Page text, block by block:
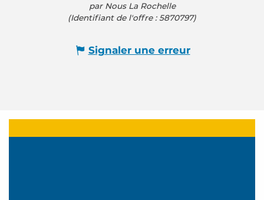
par Nous La Rochelle
(Identifiant de l'offre :5870797)
Signaler une erreur